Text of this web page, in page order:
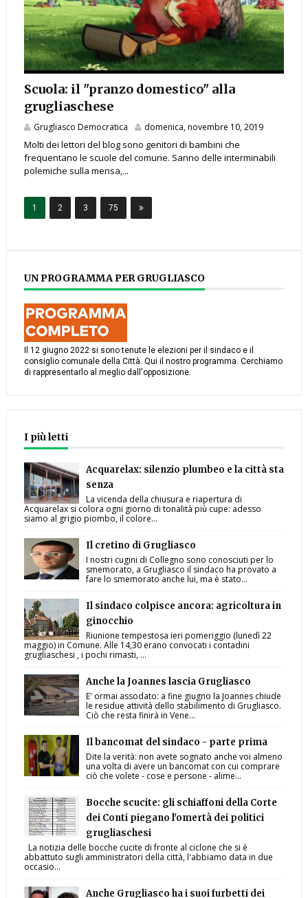
Scuola: il "pranzo domestico" alla
grugliaschese
Grugliasco Democratica domenica, novembre 10, 2019
Molti dei lettori del blog sono genitori di bambini che
frequentano le scuole del comune. Sanno delle interminabili
polemiche sulla mensa,...
1 2 3 75
UN PROGRAMMA PER GRUGLIASCO
Il 12 giugno 2022 si sono tenute le elezioni per il sindaco e il
consiglio comunale della Città. Qui il nostro programma. Cerchiamo
di rappresentarlo al meglio dall'opposizione.
I più letti
Acquarelax: silenzio plumbeo e la città sta
senza
La vicenda della chiusura e riapertura di
Acquarelax si colora ogni giorno di tonalità più cupe: adesso
siamo al grigio piombo, il colore...
Il cretino di Grugliasco
I nostri cugini di Collegno sono conosciuti per lo
smemorato, a Grugliasco il sindaco ha provato a
fare lo smemorato anche lui, ma è stato...
Il sindaco colpisce ancora: agricoltura in
ginocchio
Riunione tempestosa ieri pomeriggio (lunedì 22
maggio) in Comune. Alle 14,30 erano convocati i contadini
grugliaschesi , i pochi rimasti, ...
Anche la Joannes lascia Grugliasco
E' ormai assodato: a fine giugno la Joannes chiude
le residue attività dello stabilimento di Grugliasco.
Ciò che resta finirà in Vene...
Il bancomat del sindaco - parte prima
Dite la verità: non avete sognato anche voi almeno
una volta di avere un bancomat con cui comprare
ciò che volete - cose e persone - alime...
Bocche scucite: gli schiaffoni della Corte
dei Conti piegano l'omertà dei politici
grugliaschesi
La notizia delle bocche cucite di fronte al ciclone che si è
abbattuto sugli amministratori della città, l'abbiamo data in due
occasio...
Anche Grugliasco ha i suoi furbetti dei